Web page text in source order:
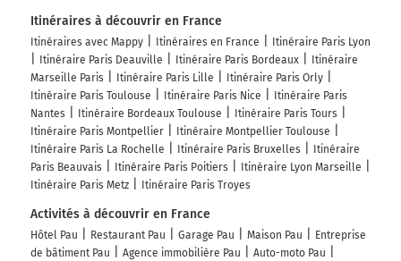
Itinéraires à découvrir en France
Itinéraires avec Mappy Itinéraires en France
Itinéraire Paris Lyon
Itinéraire Paris Deauville
Itinéraire Paris Bordeaux
Itinéraire
Marseille Paris
Itinéraire Paris Lille
Itinéraire Paris Orly
Itinéraire Paris Toulouse
Itinéraire Paris Nice
Itinéraire Paris
Nantes
Itinéraire Bordeaux Toulouse
Itinéraire Paris Tours
Itinéraire Paris Montpellier
Itinéraire Montpellier Toulouse
Itinéraire Paris La Rochelle
Itinéraire Paris Bruxelles
Itinéraire
Paris Beauvais
Itinéraire Paris Poitiers
Itinéraire Lyon Marseille
Itinéraire Paris Metz
Itinéraire Paris Troyes
Activités à découvrir en France
Hôtel Pau Restaurant Pau Garage Pau Maison Pau
Entreprise
de bâtiment Pau
Agence immobilière Pau
Auto-moto Pau